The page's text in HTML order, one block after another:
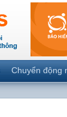
Chuyển động